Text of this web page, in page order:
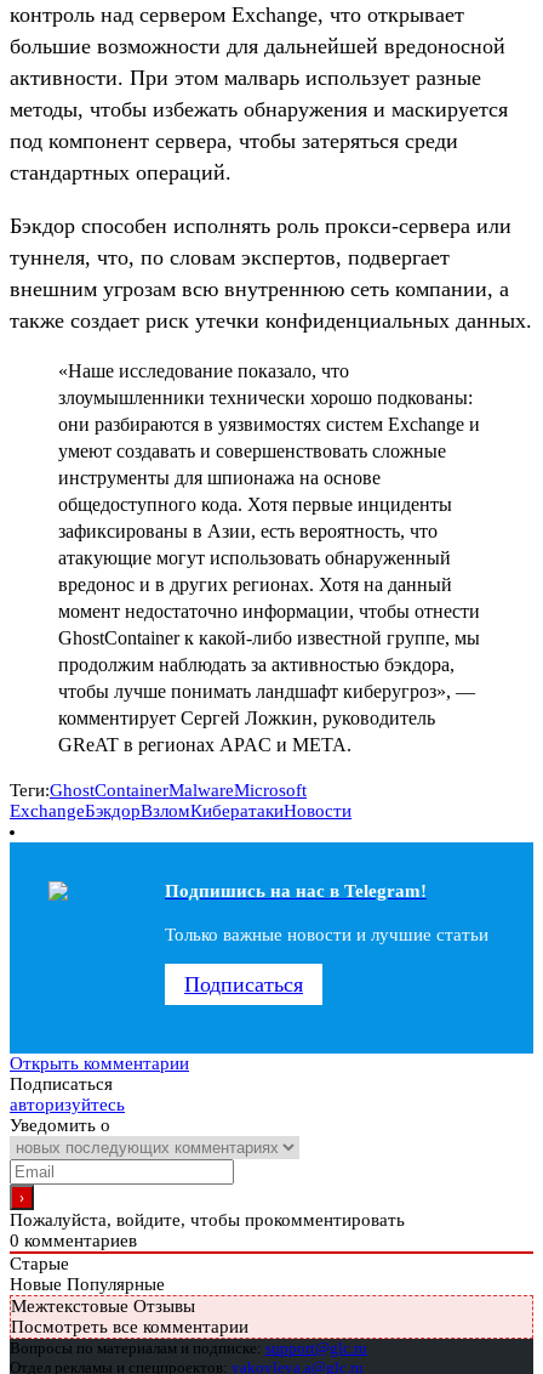
контроль над сервером Exchange, что открывает
большие возможности для дальнейшей вредоносной
активности. При этом малварь использует разные
методы, чтобы избежать обнаружения и маскируется
под компонент сервера, чтобы затеряться среди
стандартных операций.
Бэкдор способен исполнять роль прокси-сервера или
туннеля, что, по словам экспертов, подвергает
внешним угрозам всю внутреннюю сеть компании, а
также создает риск утечки конфиденциальных данных.
«Наше исследование показало, что
злоумышленники технически хорошо подкованы:
они разбираются в уязвимостях систем Exchange и
умеют создавать и совершенствовать сложные
инструменты для шпионажа на основе
общедоступного кода. Хотя первые инциденты
зафиксированы в Азии, есть вероятность, что
атакующие могут использовать обнаруженный
вредонос и в других регионах. Хотя на данный
момент недостаточно информации, чтобы отнести
GhostContainer к какой-либо известной группе, мы
продолжим наблюдать за активностью бэкдора,
чтобы лучше понимать ландшафт киберугроз», —
комментирует Сергей Ложкин, руководитель
GReAT в регионах APAC и META.
Теги:GhostContainerMalwareMicrosoft
ExchangeБэкдорВзломКибератакиНовости
Подпишись на наc в Telegram!
Только важные новости и лучшие статьи
Подписаться
Открыть комментарии
Подписаться
авторизуйтесь
Уведомить о
Пожалуйста, войдите, чтобы прокомментировать
0 комментариев
Старые
Новые Популярные
Межтекстовые Отзывы
Посмотреть все комментарии
Вопросы по материалам и подписке: support@glc.ru
Отдел рекламы и спецпроектов: yakovleva.a@glc.ru